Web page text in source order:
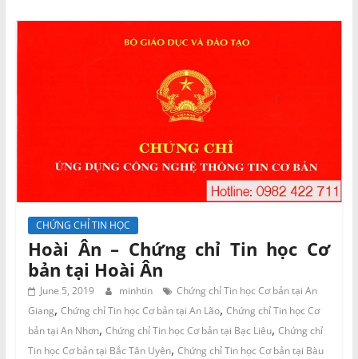
CHỨNG CHỈ TIN HỌC
Hoài Ân – Chứng chỉ Tin học Cơ
bản tại Hoài Ân
June 5, 2019 minhtin
Chứng chỉ Tin học Cơ bản tại An
Giang, Chứng chỉ Tin học Cơ bản tại An Lão, Chứng chỉ Tin học Cơ
bản tại An Nhơn, Chứng chỉ Tin học Cơ bản tại Bạc Liêu, Chứng chỉ
Tin học Cơ bản tại Bắc Tân Uyên, Chứng chỉ Tin học Cơ bản tại Bàu